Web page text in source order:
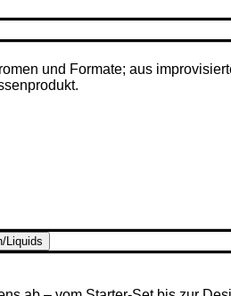
und Formate; aus
Liquids